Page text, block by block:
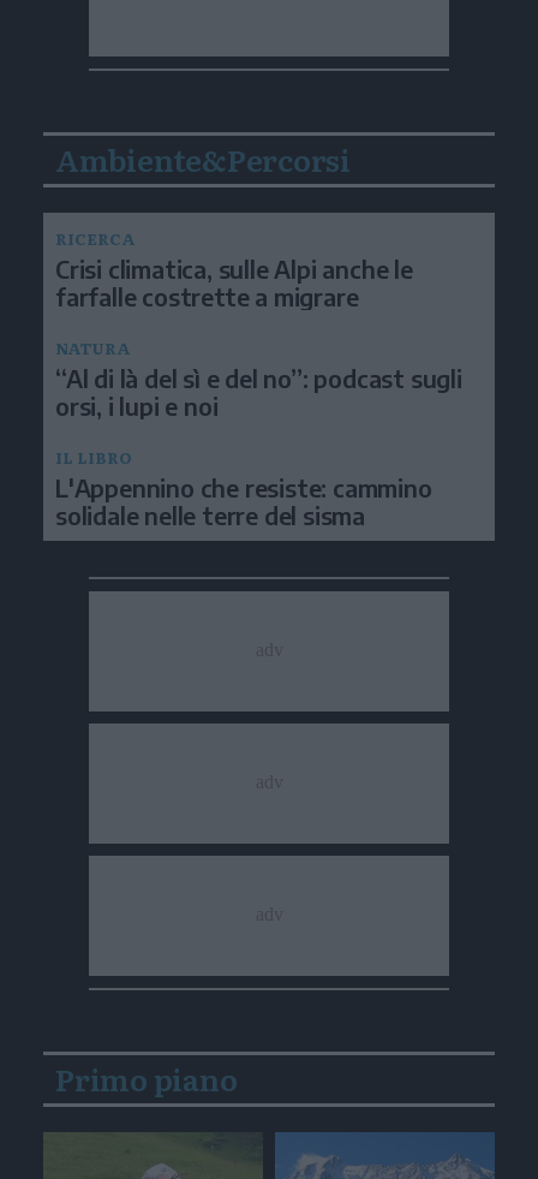
Ambiente&Percorsi
RICERCA
Crisi climatica, sulle Alpi anche le
farfalle costrette a migrare
NATURA
“Al di là del sì e del no”: podcast sugli
orsi, i lupi e noi
IL LIBRO
L'Appennino che resiste: cammino
solidale nelle terre del sisma
Primo piano